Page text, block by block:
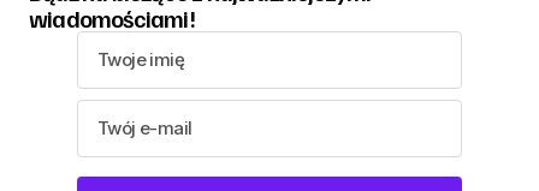
wiadomościami!